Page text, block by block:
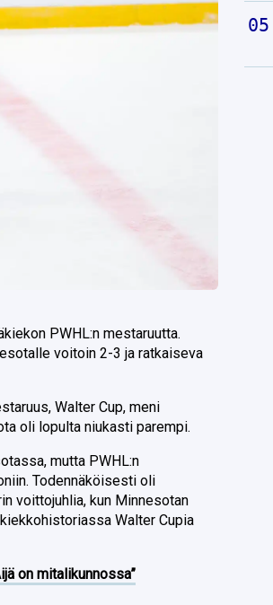
PWHL:n mestaruutta.
voitoin 2-3 ja ratkaiseva
Walter Cup, meni
oli lopulta niukasti parempi.
mutta PWHL:n
Todennäköisesti oli
voittojuhlia, kun Minnesotan
Walter Cupia
on mitalikunnossa”